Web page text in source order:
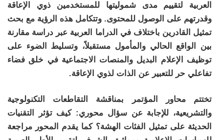
العربية لتقييم مدى شموليتها للمستخدمين ذوي الإعاقة
وقدرتهم على الوصول للمحتوى. وتتكامل هذه الرؤية مع بحث
تمثيل القادرين باختلاف في الدراما العربية عبر دراسة مقارنة
بين الواقع الحالي والمأمول مستقبلاً، وتسليط الضوء على
توظيف الإعلام البديل والمنصات الاجتماعية في خلق فضاء
تفاعلي حر للتعبير عن الذات لذوي الإعاقة.
تختتم محاور المؤتمر بمناقشة التقاطعات التكنولوجية
والتشريعية، للإجابة عن سؤال محوري: كيف تؤثر التقنيات
الحديثة على تمثيل الفئات الهشة؟ كما يقدم المحور مراجعة